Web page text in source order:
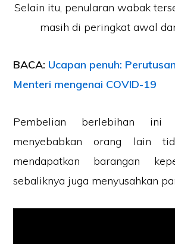
Selain itu, penularan wabak
masih di peringkat awal
BACA: Ucapan penuh:
Menteri mengenai COVID-19
Pembelian berlebihan ini
menyebabkan orang lain
mendapatkan barangan
sebaliknya juga menyusahkan